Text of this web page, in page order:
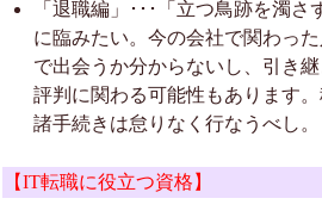
「退職編」･･･「立つ鳥跡を濁さ
に臨みたい。今の会社で関わっ
で出会うか分からないし、引き
評判に関わる可能性もあります。
諸手続きは怠りなく行なうべし。
【IT転職に役立つ資格】